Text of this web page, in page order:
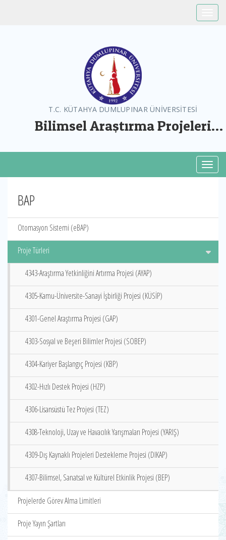
T.C. KÜTAHYA DUMLUPINAR ÜNİVERSİTESİ
Bilimsel Araştırma Projeleri
BAP
Otomasyon Sistemi (eBAP)
Proje Türleri
4343-Araştırma Yetkinliğini Artırma Projesi (AYAP)
4305-Kamu-Üniversite-Sanayi İşbirliği Projesi (KÜSİP)
4301-Genel Araştırma Projesi (GAP)
4303-Sosyal ve Beşeri Bilimler Projesi (SOBEP)
4304-Kariyer Başlangıç Projesi (KBP)
4302-Hızlı Destek Projesi (HZP)
4306-Lisansüstü Tez Projesi (TEZ)
4308-Teknoloji, Uzay ve Havacılık Yarışmaları Projesi (YARIŞ)
4309-Dış Kaynaklı Projeleri Destekleme Projesi (DIKAP)
4307-Bilimsel, Sanatsal ve Kültürel Etkinlik Projesi (BEP)
Projelerde Görev Alma Limitleri
Proje Yayın Şartları